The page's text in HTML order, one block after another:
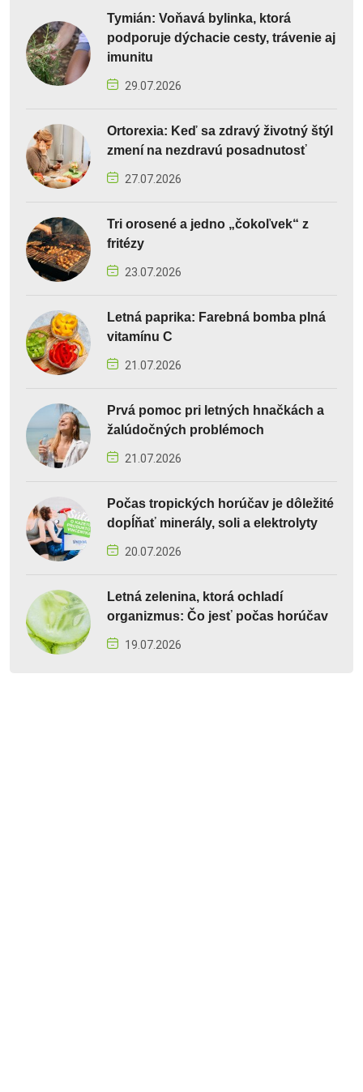
Tymián: Voňavá bylinka, ktorá
podporuje dýchacie cesty, trávenie aj
imunitu
29.07.2026
Ortorexia: Keď sa zdravý životný štýl
zmení na nezdravú posadnutosť
27.07.2026
Tri orosené a jedno „čokoľvek“ z
fritézy
23.07.2026
Letná paprika: Farebná bomba plná
vitamínu C
21.07.2026
Prvá pomoc pri letných hnačkách a
žalúdočných problémoch
21.07.2026
Počas tropických horúčav je dôležité
dopĺňať minerály, soli a elektrolyty
20.07.2026
Letná zelenina, ktorá ochladí
organizmus: Čo jesť počas horúčav
19.07.2026